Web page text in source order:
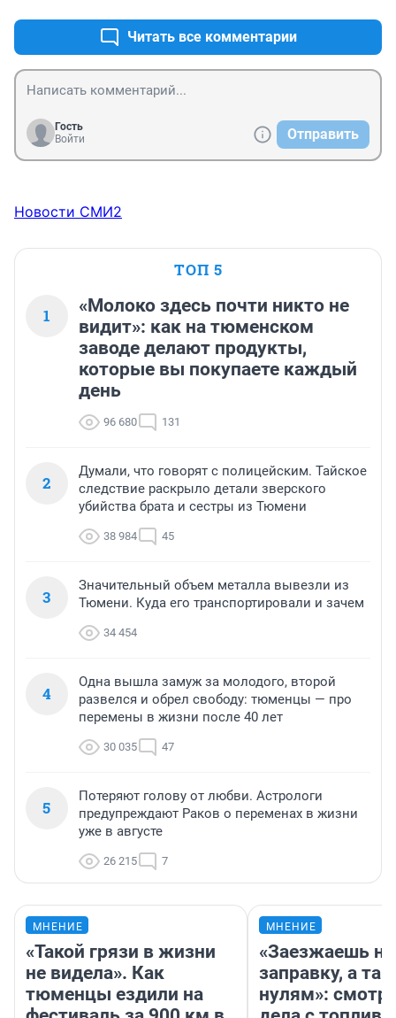
Читать все комментарии
Гость
Войти
Отправить
Новости СМИ2
ТОП 5
1
«Молоко здесь почти никто не
видит»: как на тюменском
заводе делают продукты,
которые вы покупаете каждый
день
96 680 131
2
Думали, что говорят с полицейским. Тайское
следствие раскрыло детали зверского
убийства брата и сестры из Тюмени
38 984 45
3
Значительный объем металла вывезли из
Тюмени. Куда его транспортировали и зачем
34 454
4
Одна вышла замуж за молодого, второй
развелся и обрел свободу: тюменцы — про
перемены в жизни после 40 лет
30 035 47
5
Потеряют голову от любви. Астрологи
предупреждают Раков о переменах в жизни
уже в августе
26 215 7
МНЕНИЕ
«Такой грязи в жизни
не видела». Как
тюменцы ездили на
МНЕНИЕ
«Заезжаешь на
заправку, а
нулям»: